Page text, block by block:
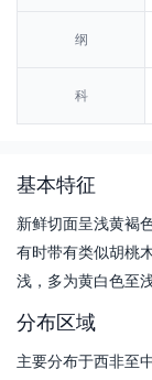
纲
科
基本特征
新鲜切面呈浅黄褐
有时带有类似胡桃
浅，多为黄白色至
分布区域
主要分布于西非至